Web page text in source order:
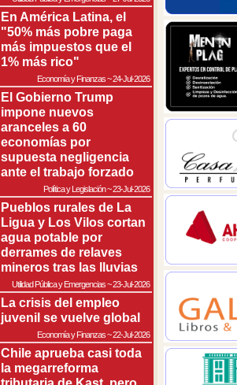
En América Latina, el
"50% más pobre paga
más impuestos que el
1% más rico"
Economía y Finanzas~24-Jul-2026
El Gobierno Trump
impone nuevos
aranceles a 60
economías por
supuesta negligencia
ante el trabajo forzado
Política y Legislación~23-Jul-2026
Pueblos rurales de La
Ligua y Los Vilos cortan
agua potable por
derrames de relaves
mineros tras las lluvias
Utilidad Pública y Emergencias~23-Jul-2026
La crisis del empleo
juvenil se vuelve global
Economía y Finanzas~22-Jul-2026
Chile aprueba casi toda
la megarreforma